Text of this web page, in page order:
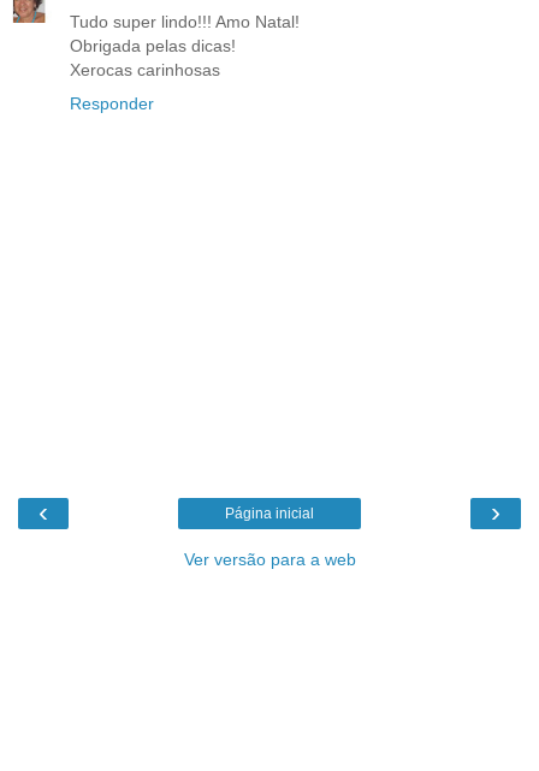
Tudo super lindo!!! Amo Natal!
Obrigada pelas dicas!
Xerocas carinhosas
Responder
‹ ›
Página inicial
Ver versão para a web